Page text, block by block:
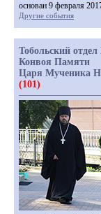
основан 9 февраля
Другие события
Тобольский отдел
Конвоя Памяти
Царя Мученика
(101)